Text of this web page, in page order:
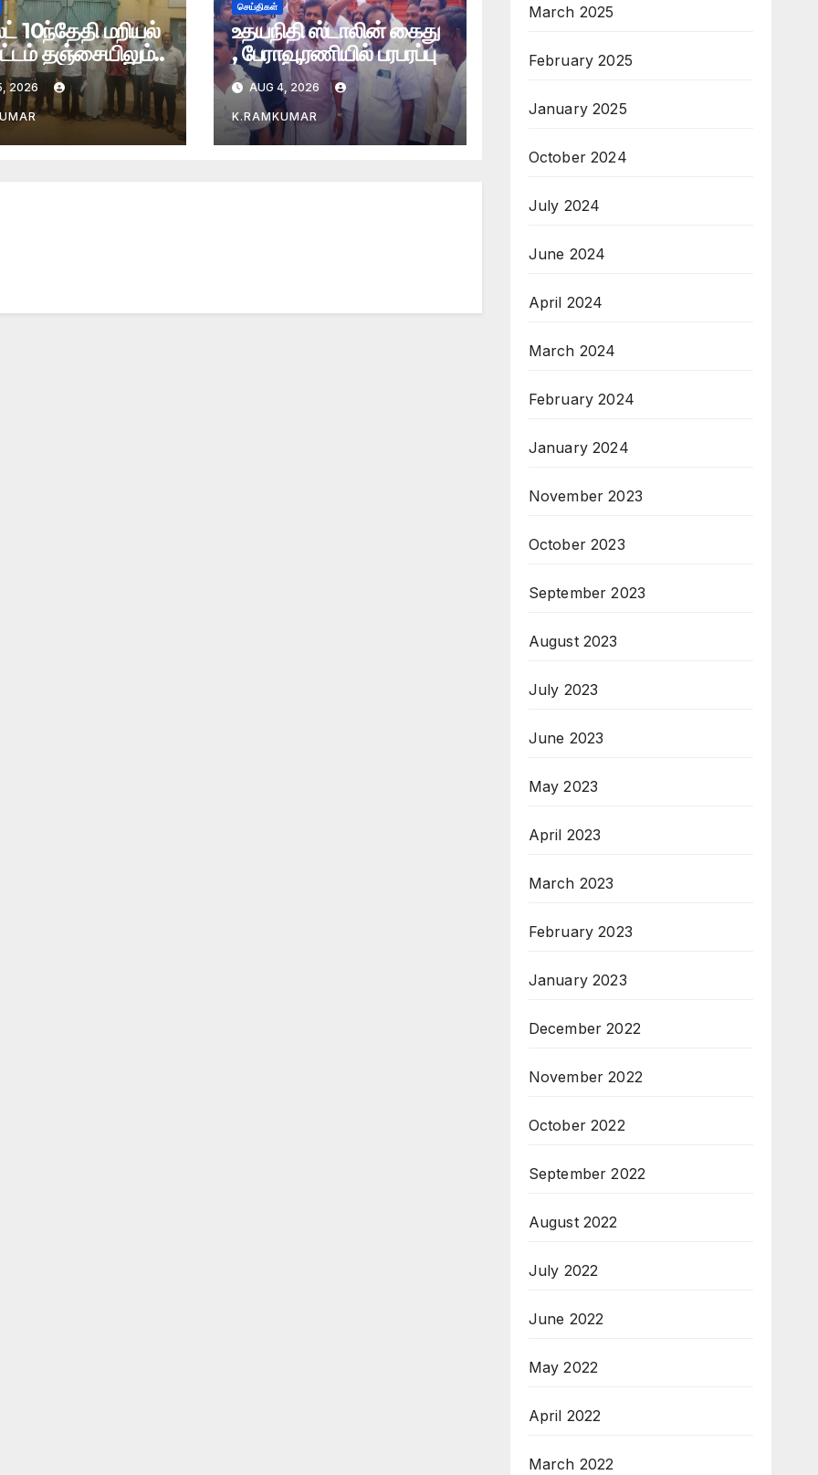
10ந்தேதி மறியல்
தஞ்சையிலும்..
2026
செய்திகள்
உதயநிதி ஸ்டாலின் கைது
, பேராவூரணியில் பரபரப்பு
AUG 4, 2026
K.RAMKUMAR
March 2025
February 2025
January 2025
October 2024
July 2024
June 2024
April 2024
March 2024
February 2024
January 2024
November 2023
October 2023
September 2023
August 2023
July 2023
June 2023
May 2023
April 2023
March 2023
February 2023
January 2023
December 2022
November 2022
October 2022
September 2022
August 2022
July 2022
June 2022
May 2022
April 2022
March 2022